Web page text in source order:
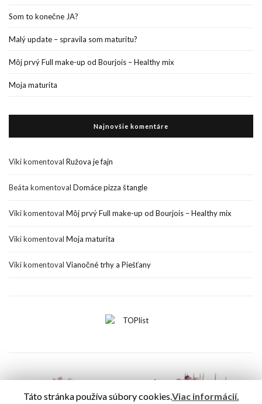
Som to konečne JA?
Malý update – spravila som maturitu?
Môj prvý Full make-up od Bourjois – Healthy mix
Moja maturita
Najnovšie komentáre
Vikikomentoval Ružova je fajn
Beáta komentoval Domáce pizza štangle
Vikikomentoval Môj prvý Full make-up od Bourjois – Healthy mix
Vikikomentoval Moja maturita
Vikikomentoval Vianočné trhy a Piešťany
Táto stránka používa súbory cookies.Viac informácií.